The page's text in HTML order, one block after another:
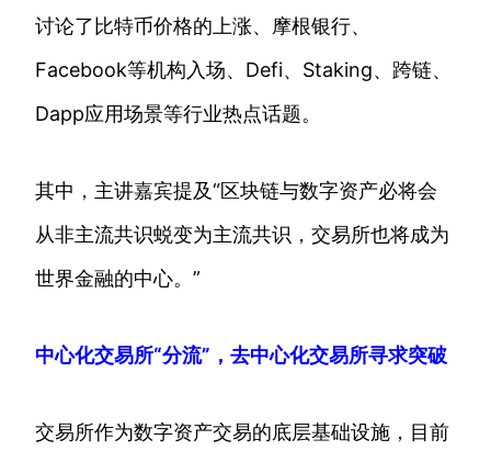
讨论了比特币价格的上涨、摩根银行、
Facebook等机构入场、Defi、Staking、跨链、
Dapp应用场景等行业热点话题。
其中，主讲嘉宾提及“区块链与数字资产必将会
从非主流共识蜕变为主流共识，交易所也将成为
世界金融的中心。”
中心化交易所“分流”，去中心化交易所寻求突破
交易所作为数字资产交易的底层基础设施，目前